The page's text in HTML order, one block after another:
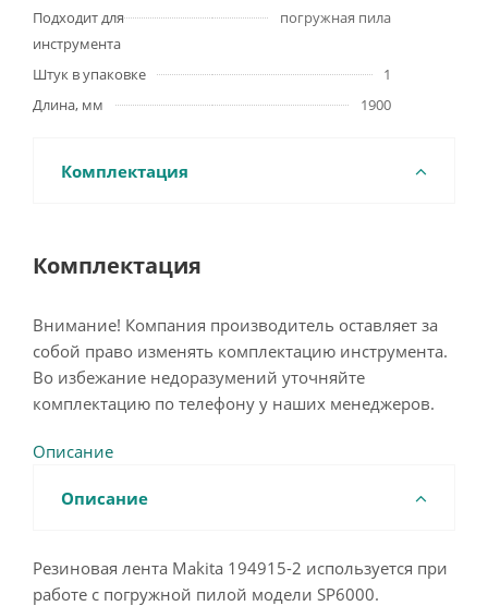
Подходит для
инструмента
погружная пила
Штук в упаковке
1
Длина, мм
1900
Комплектация
Комплектация
Внимание! Компания производитель оставляет за
собой право изменять комплектацию инструмента.
Во избежание недоразумений уточняйте
комплектацию по телефону у наших менеджеров.
Описание
Описание
Резиновая лента Makita 194915-2 используется при
работе с погружной пилой модели SP6000.